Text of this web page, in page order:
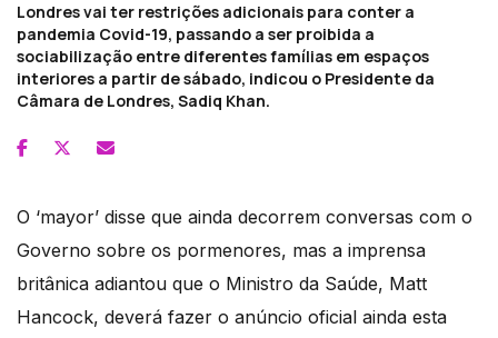
Londres vai ter restrições adicionais para conter a
pandemia Covid-19, passando a ser proibida a
sociabilização entre diferentes famílias em espaços
interiores a partir de sábado, indicou o Presidente da
Câmara de Londres, Sadiq Khan.
O ‘mayor’ disse que ainda decorrem conversas com o
Governo sobre os pormenores, mas a imprensa
britânica adiantou que o Ministro da Saúde, Matt
Hancock, deverá fazer o anúncio oficial ainda esta